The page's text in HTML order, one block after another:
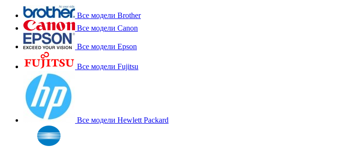
Все модели Brother
Все модели Canon
Все модели Epson
Все модели Fujitsu
Все модели Hewlett Packard